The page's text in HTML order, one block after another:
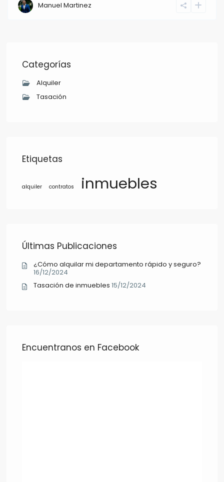
Manuel Martinez
Categorías
Alquiler
Tasación
Etiquetas
alquiler contratos inmuebles
Últimas Publicaciones
¿Cómo alquilar mi departamento rápido y seguro?
16/12/2024
Tasación de inmuebles 15/12/2024
Encuentranos en Facebook